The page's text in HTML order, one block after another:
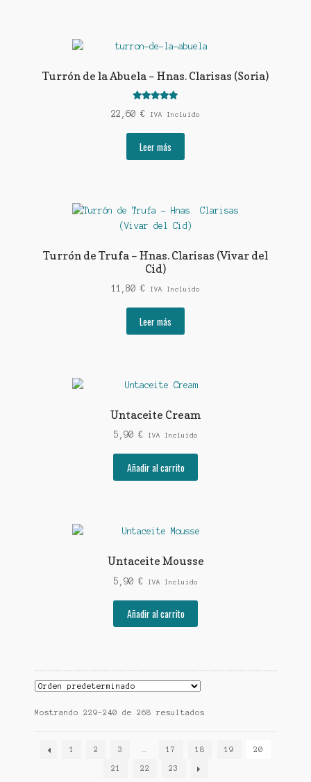
Turrón de la Abuela – Hnas. Clarisas (Soria)
22,60 € IVA Incluido
Leer más
Turrón de Trufa – Hnas. Clarisas (Vivar del
Cid)
11,80 € IVA Incluido
Leer más
Untaceite Cream
5,90 € IVA Incluido
Añadir al carrito
Untaceite Mousse
5,90 € IVA Incluido
Añadir al carrito
Mostrando 229–240 de 268 resultados
1 2 3 17 18 19 20
21 22 23